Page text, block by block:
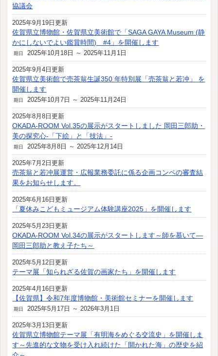
協議会
2025年9月19日更新
佐賀県立博物館・佐賀県立美術館で「SAGA GAYA Museum (静
かにしないでよい鑑賞時間) #4」を開催します
期日 2025年10月18日 ～ 2025年11月1日
2025年9月4日更新
佐賀県立美術館で売茶翁生誕350 年特別展「売茶翁と若冲」 を
開催します
期日 2025年10月7日 ～ 2025年11月24日
2025年8月8日更新
OKADA-ROOM Vol.35の展示がスタートしました 岡田三郎助・
美の探究心-「下絵」と「技法」-
期日 2025年8月8日 ～ 2025年12月14日
2025年7月2日更新
売茶翁と若冲展運営・広報業務委託に係る企画コンペの審査結
果をお知らせします。
2025年6月16日更新
「夏休みこどもミュージアム体験講座2025」を開催します
2025年5月23日更新
OKADA-ROOM Vol.34の展示がスタートします～師を慕いて―
岡田三郎助と教え子たち～
2025年5月12日更新
テーマ展「知られざる佐賀の画家たち」を開催します
2025年4月16日更新
【佐賀県】令和7年度博物館・美術館セミナーを開催します
期日 2025年5月17日 ～ 2026年3月1日
2025年3月13日更新
佐賀県立博物館テーマ展「有明海をめぐる交流史」を開催しま
す～先進的な文物を受け入れ続けた「開かれた海」の歴史を紹